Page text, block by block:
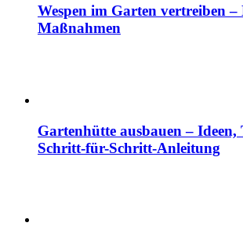
Wespen im Garten vertreiben –
Maßnahmen
Gartenhütte ausbauen –
Schritt-für-Schritt-Anleitung